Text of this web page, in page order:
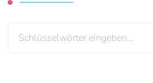
Suchst